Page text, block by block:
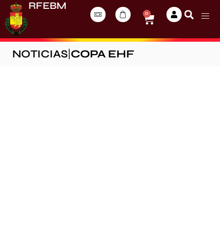
RFEBM
0
NOTICIAS COPA EHF